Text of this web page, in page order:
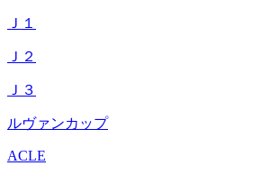
Ｊ１
Ｊ２
Ｊ３
ルヴァンカップ
ACLE